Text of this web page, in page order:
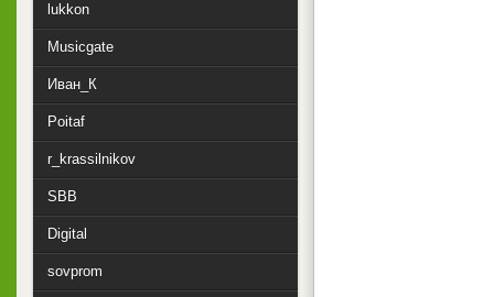
lukkon
Musicgate
Иван_К
Poitaf
r_krassilnikov
SBB
Digital
sovprom